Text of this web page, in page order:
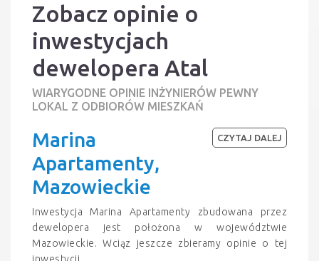
Zobacz opinie o
inwestycjach
dewelopera Atal
WIARYGODNE OPINIE INŻYNIERÓW PEWNY
LOKAL Z ODBIORÓW MIESZKAŃ
Marina
Apartamenty,
Mazowieckie
Inwestycja Marina Apartamenty zbudowana przez
dewelopera jest położona w województwie
Mazowieckie. Wciąz jeszcze zbieramy opinie o tej
CZYTAJ DALEJ